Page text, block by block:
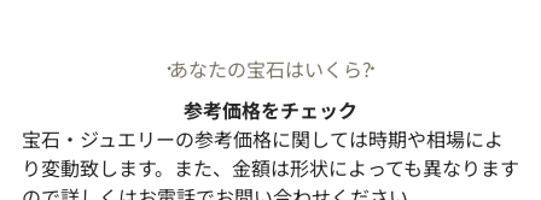
あなたの宝石はいくら?
参考価格をチェック
宝石・ジュエリーの参考価格に関しては時期や相場によ
り変動致します。また、金額は形状によっても異なります